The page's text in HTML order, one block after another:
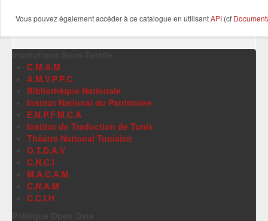
Vous pouvez également accéder à ce catalogue en utilisantAPI (cf
C.M.A.M
A.M.V.P.P.C
Bibliothèque Nationale
Institut National du Patrimoine
E.N.P.F.M.C.A
Institut de Traduction de Tunis
Théâtre National Tunisien
O.T.D.A.V
C.N.C.I
M.A.C.A.M
C.N.A.M
C.C.I.H